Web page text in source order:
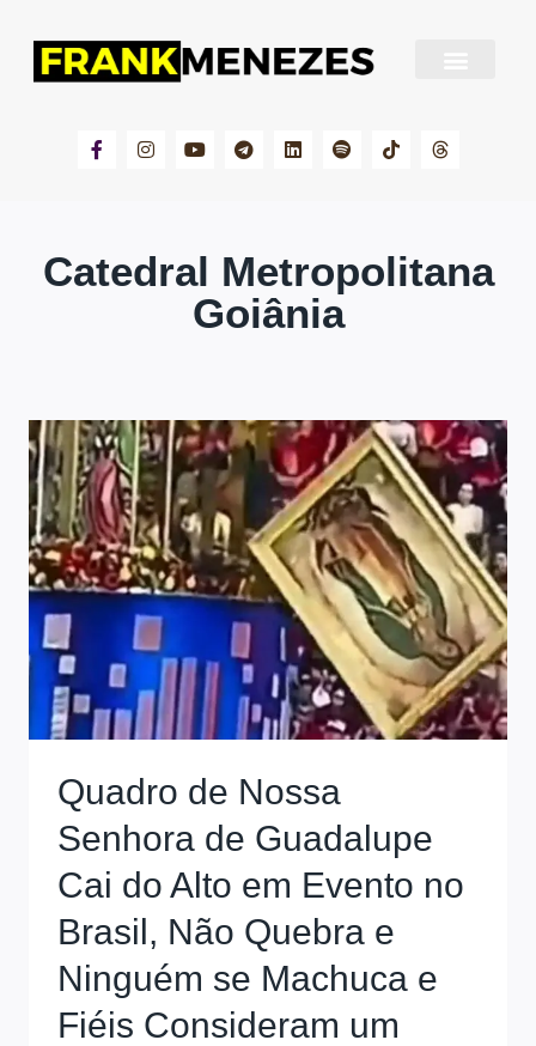
Catedral Metropolitana
Goiânia
Quadro de Nossa
Senhora de Guadalupe
Cai do Alto em Evento no
Brasil, Não Quebra e
Ninguém se Machuca e
Fiéis Consideram um